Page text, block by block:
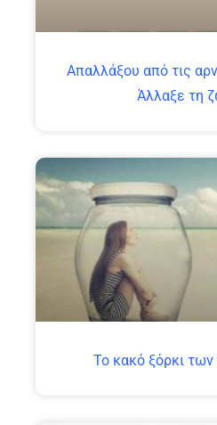
Απαλλάξου από τις
Άλλαξε τη
Το κακό ξόρκι